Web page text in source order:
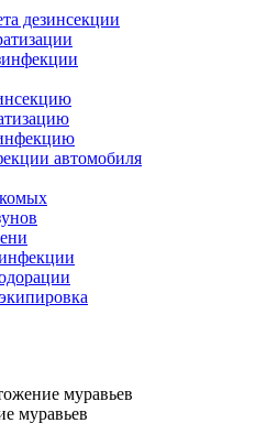
дезинсекции
автомобиля
муравьев